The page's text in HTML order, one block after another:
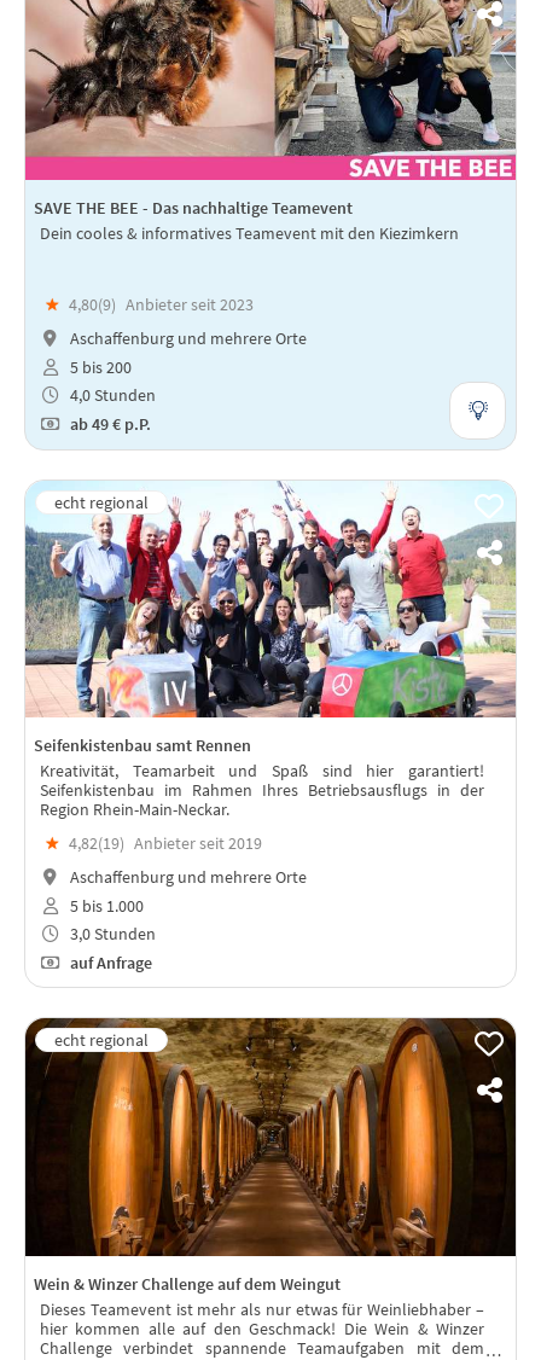
SAVE THE BEE - Das nachhaltige Teamevent
Dein cooles & informatives Teamevent mit den Kiezimkern
★ 4,80(9) Anbieter seit 2023
Aschaffenburg und mehrere Orte
5 bis 200
4,0 Stunden
ab49 € p.P.
Seifenkistenbau samt Rennen
Kreativität, Teamarbeit und Spaß sind hier garantiert!
Seifenkistenbau im Rahmen Ihres Betriebsausflugs in der
Region Rhein-Main-Neckar.
★ 4,82(19) Anbieter seit 2019
Aschaffenburg und mehrere Orte
5 bis 1.000
3,0 Stunden
auf Anfrage
Wein & Winzer Challenge auf dem Weingut
Dieses Teamevent ist mehr als nur etwas für Weinliebhaber –
hier kommen alle auf den Geschmack! Die Wein & Winzer
Challenge verbindet spannende Teamaufgaben mit dem